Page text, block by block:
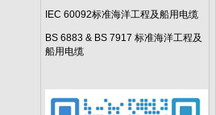
IEC 60092标准海洋工程及船用电缆
BS 6883 & BS 7917 标准海洋工程及
船用电缆